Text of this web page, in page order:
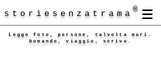
storiesenzatrama ®
Leggo foto, persone, talvolta muri.
Domando, viaggio, scrivo.